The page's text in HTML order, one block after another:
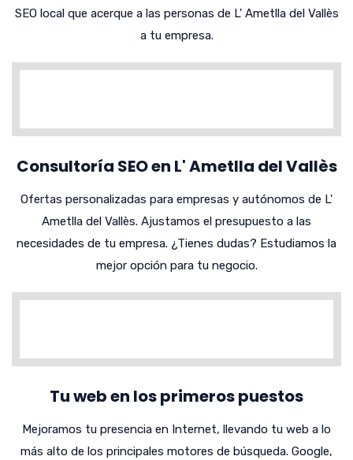
SEO local que acerque a las personas de L' Ametlla del Vallès
a tu empresa.
Consultoría SEO en L' Ametlla del Vallès
Ofertas personalizadas para empresas y autónomos de L'
Ametlla del Vallès. Ajustamos el presupuesto a las
necesidades de tu empresa. ¿Tienes dudas? Estudiamos la
mejor opción para tu negocio.
Tu web en los primeros puestos
Mejoramos tu presencia en Internet, llevando tu web a lo
más alto de los principales motores de búsqueda. Google,